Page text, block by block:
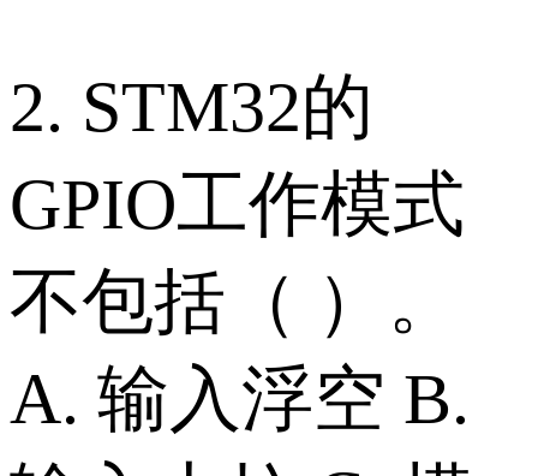
2. STM32的
GPIO工作模式
不包括（ ）。
A. 输入浮空 B.